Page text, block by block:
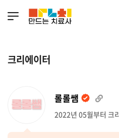
크리에이터
롤롤쌤
2022년 05월부터 크